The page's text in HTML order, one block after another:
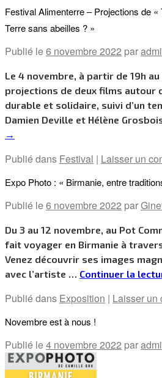
Festival Alimenterre – Projections de
Terre sans abeilles ? »­­­
Publié le6 novembre 2022 par
Le 4 novembre, à partir de 19h au
projections de deux films autour
durable et solidaire, suivi d’un
Damien Deville et Hélène
→
Publié dans Festival | Laisser un
Expo Photo : « Birmanie, entre
Publié le6 novembre 2022 par
Du 3 au 12 novembre, au Pot
fait voyager en Birmanie à
Venez découvrir ses images
avec l’artiste … Continuer la
Publié dans Exposition | Laisser un
Novembre est à nous !
Publié le4 novembre 2022 par